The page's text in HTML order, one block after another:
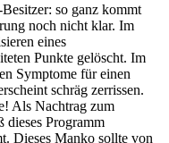
so ganz kommt
noch nicht klar. Im
eines
Punkte gelöscht. Im
Symptome für einen
schräg zerrissen.
Als Nachtrag zum
dieses Programm
Dieses Manko sollte von